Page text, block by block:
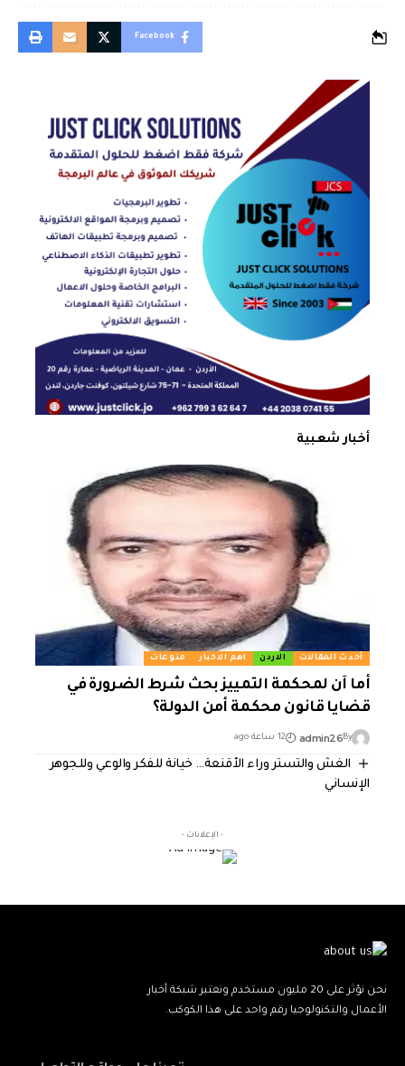
Facebook
أخبار شعبية
أحدث المقالات الاردن اهم الاخبار منوعات
أما آن لمحكمة التمييز بحث شرط الضرورة في
قضايا قانون محكمة أمن الدولة؟
By
admin26 12 ساعة ago
الغش والتستر وراء الأقنعة… خيانة للفكر والوعي وللجوهر
الإنساني
- الإعلانات -
نحن نؤثر على 20 مليون مستخدم ونعتبر شبكة أخبار
الأعمال والتكنولوجيا رقم واحد على هذا الكوكب.